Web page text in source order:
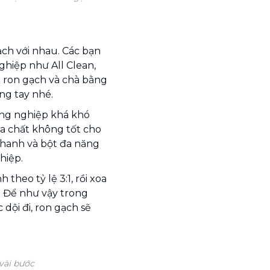
với nhau. Các bạn
như All Clean,
gạch và chà bằng
tay nhé.
nghiệp khá khó
chất không tốt cho
và bột đa năng
theo tỷ lệ 3:1, rồi xoa
Để như vậy trong
đi, ron gạch sẽ
bước